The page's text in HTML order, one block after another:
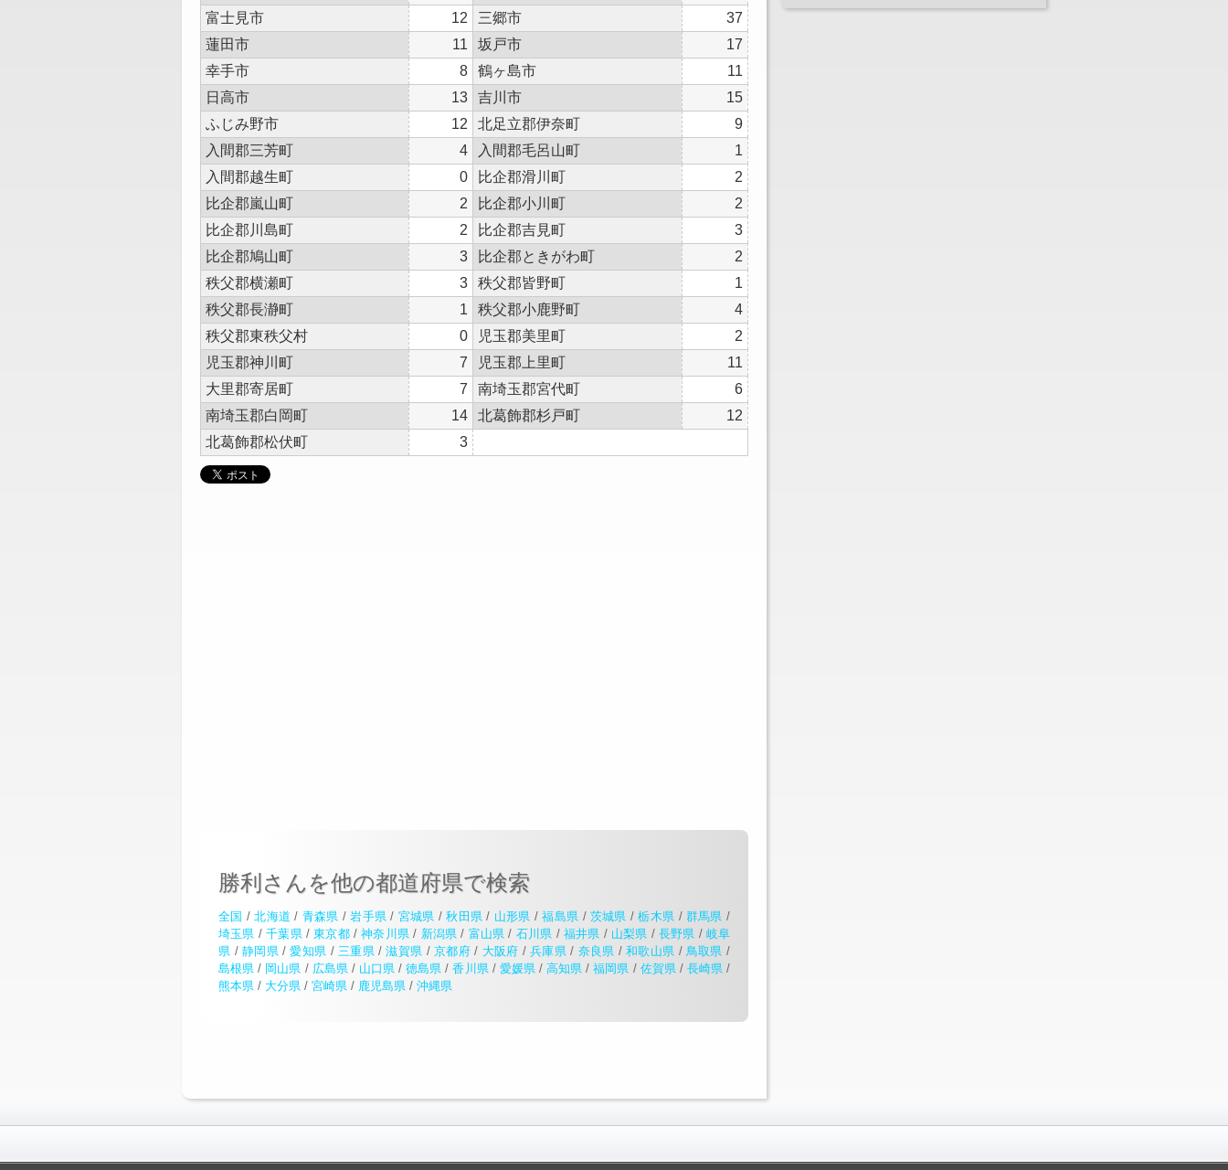
富士見市
12 三郷市
37
蓮田市
11 坂戸市
17
幸手市
8 鶴ヶ島市
11
日高市
13 吉川市
15
ふじみ野市
12 北足立郡伊奈町
9
入間郡三芳町
4 入間郡毛呂山町
1
入間郡越生町
0 比企郡滑川町
2
比企郡嵐山町
2 比企郡小川町
2
比企郡川島町
2 比企郡吉見町
3
比企郡鳩山町
3 比企郡ときがわ町
2
秩父郡横瀬町
3 秩父郡皆野町
1
秩父郡長瀞町
1 秩父郡小鹿野町
4
秩父郡東秩父村
0 児玉郡美里町
2
児玉郡神川町
7 児玉郡上里町
11
大里郡寄居町
7 南埼玉郡宮代町
6
南埼玉郡白岡町
14 北葛飾郡杉戸町
12
北葛飾郡松伏町
3
勝利さんを他の都道府県で検索
全国 /北海道 / 青森県 /岩手県 / 宮城県 /秋田県 / 山形県 /福島県 / 茨城県 /栃木県 / 群馬県 /
埼玉県 /千葉県/東京都/神奈川県 / 新潟県 / 富山県 / 石川県 / 福井県 / 山梨県 / 長野県 / 岐阜
県 / 静岡県/愛知県 / 三重県/滋賀県 / 京都府/ 大阪府 /兵庫県/ 奈良県 /和歌山県 / 鳥取県 /
島根県 / 岡山県 / 広島県/ 山口県 /徳島県 /香川県/ 愛媛県/高知県 /福岡県 / 佐賀県/ 長崎県 /
熊本県 / 大分県 / 宮崎県 / 鹿児島県 / 沖縄県